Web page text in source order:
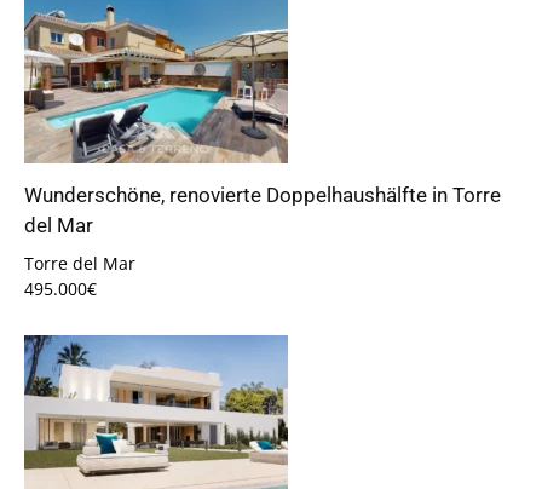
Wunderschöne, renovierte Doppelhaushälfte in Torre
del Mar
Torre del Mar
495.000€